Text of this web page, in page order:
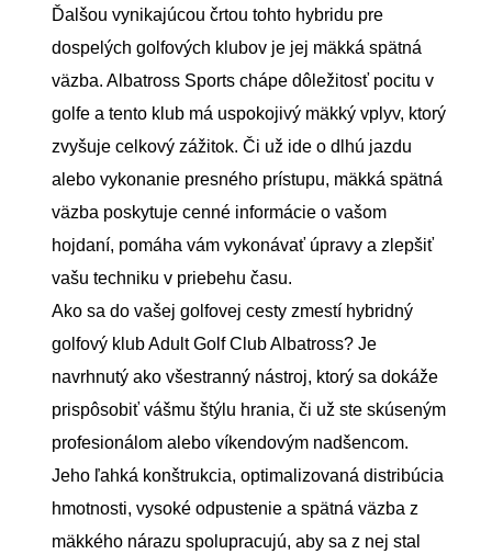
Ďalšou vynikajúcou črtou tohto hybridu pre
dospelých golfových klubov je jej mäkká spätná
väzba. Albatross Sports chápe dôležitosť pocitu v
golfe a tento klub má uspokojivý mäkký vplyv, ktorý
zvyšuje celkový zážitok. Či už ide o dlhú jazdu
alebo vykonanie presného prístupu, mäkká spätná
väzba poskytuje cenné informácie o vašom
hojdaní, pomáha vám vykonávať úpravy a zlepšiť
vašu techniku ​​v priebehu času.
Ako sa do vašej golfovej cesty zmestí hybridný
golfový klub Adult Golf Club Albatross? Je
navrhnutý ako všestranný nástroj, ktorý sa dokáže
prispôsobiť vášmu štýlu hrania, či už ste skúseným
profesionálom alebo víkendovým nadšencom.
Jeho ľahká konštrukcia, optimalizovaná distribúcia
hmotnosti, vysoké odpustenie a spätná väzba z
mäkkého nárazu spolupracujú, aby sa z nej stal